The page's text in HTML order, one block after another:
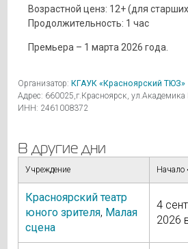
Возрастной ценз: 12+ (для
Продолжительность: 1 час
Премьера – 1 марта 2026 года.
Организатор: КГАУК «Красноярский ТЮЗ»
Адрес: 660025,г.Красноярск, ул.Академика
ИНН: 2461008372
В другие дни
Учреждение Начало
Красноярский театр
юного зрителя, Малая
сцена
4
2026